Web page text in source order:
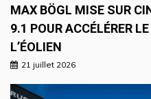
MAX BÖGL MISE SUR
9.1 POUR ACCÉLÉRER
L’ÉOLIEN
21 juillet 2026